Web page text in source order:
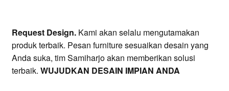
Request Design.Kami akan selalu mengutamakan
produk terbaik. Pesan furniture sesuaikan desain yang
Anda suka, tim Samiharjo akan memberikan solusi
terbaik. WUJUDKAN DESAIN IMPIAN ANDA